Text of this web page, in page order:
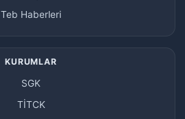
Teb Haberleri
KURUMLAR
SGK
TİTCK